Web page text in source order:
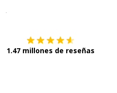
1.47 millones de reseñas